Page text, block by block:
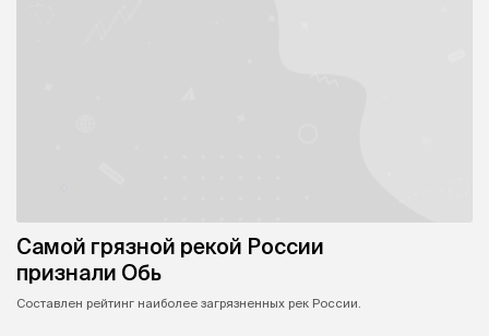
Самой грязной рекой России
признали Обь
Составлен рейтинг наиболее загрязненных рек России.